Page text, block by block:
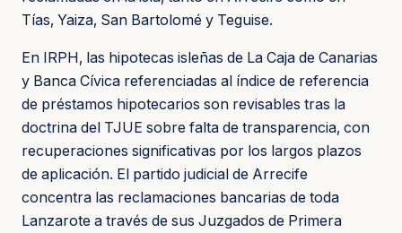
Tías, Yaiza, San Bartolomé y Teguise.
En IRPH, las hipotecas isleñas de La Caja de Canarias
y Banca Cívica referenciadas al índice de referencia
de préstamos hipotecarios son revisables tras la
doctrina del TJUE sobre falta de transparencia, con
recuperaciones significativas por los largos plazos
de aplicación. El partido judicial de Arrecife
concentra las reclamaciones bancarias de toda
Lanzarote a través de sus Juzgados de Primera